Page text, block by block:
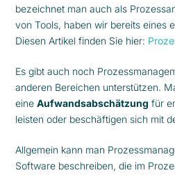
bezeichnet man auch als
von Tools, haben wir bereits eines
Diesen Artikel finden Sie hier:
Es gibt auch noch
anderen Bereichen unterstützen.
eineAufwandsabschätzung für
leisten oder beschäftigen sich mit
Allgemein kann man
Software beschreiben, die im